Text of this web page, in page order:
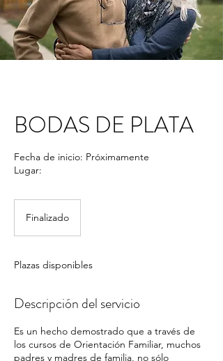
BODAS DE PLATA
Fecha de inicio: Próximamente
Lugar:
Finalizado
l
z
a
o
Plazas disponibles
Descripción del servicio
Es un hecho demostrado que a través de
los cursos de Orientación Familiar, muchos
padres y madres de familia, no sólo